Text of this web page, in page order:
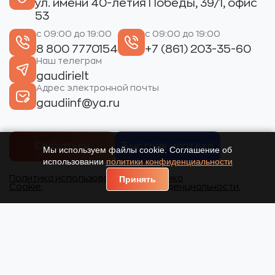
ул. имени 40-летия Победы, 39/1, офис
53
с 09:00 до 19:00
8 800 7770154
с 09:00 до 19:00
+7 (861) 203-35-60
Наш телеграм
gaudirielt
Адрес электронной почты
gaudiinf@ya.ru
Связаться Быстрая ипотека
Политика использования
Cookie.
Политика
конфиденциальности.
Мы используем файлы cookie. Соглашение об
использовании политики конфиденциальности
Принять